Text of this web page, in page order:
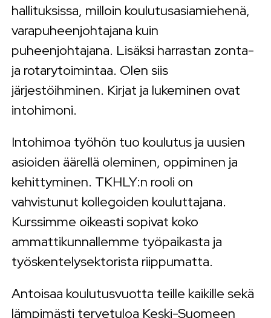
hallituksissa, milloin koulutusasiamiehenä,
varapuheenjohtajana kuin
puheenjohtajana. Lisäksi harrastan zonta-
ja rotarytoimintaa. Olen siis
järjestöihminen. Kirjat ja lukeminen ovat
intohimoni.
Intohimoa työhön tuo koulutus ja uusien
asioiden äärellä oleminen, oppiminen ja
kehittyminen. TKHLY:n rooli on
vahvistunut kollegoiden kouluttajana.
Kurssimme oikeasti sopivat koko
ammattikunnallemme työpaikasta ja
työskentelysektorista riippumatta.
Antoisaa koulutusvuotta teille kaikille sekä
lämpimästi tervetuloa Keski-Suomeen